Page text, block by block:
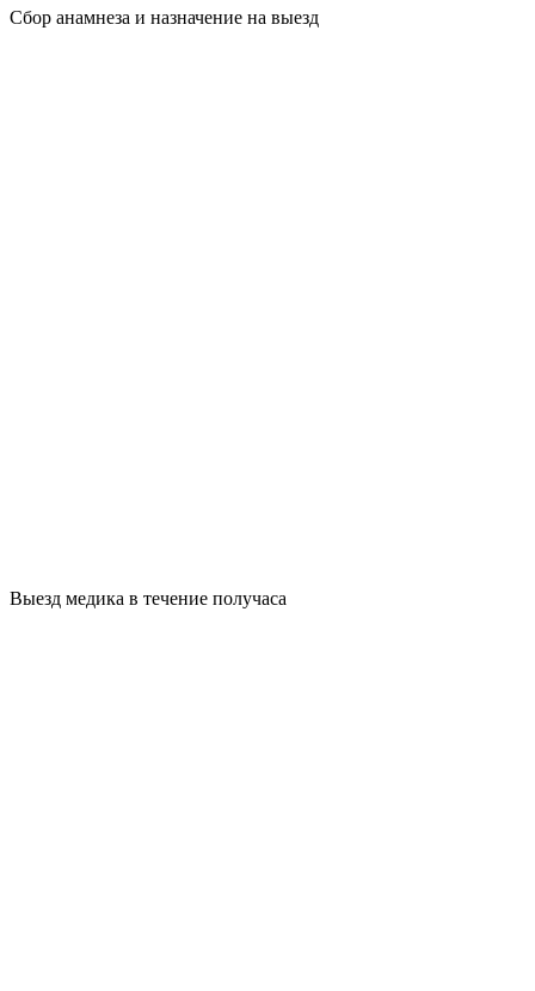
Сбор анамнеза и назначение на выезд
Выезд медика в течение получаса